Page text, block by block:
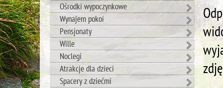
Ośrodki wypoczynkowe
Wynajem pokoi
Pensjonaty
Wille
Noclegi
Atrakcje dla dzieci
Spacery z dziećmi